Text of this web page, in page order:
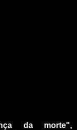
da morte",